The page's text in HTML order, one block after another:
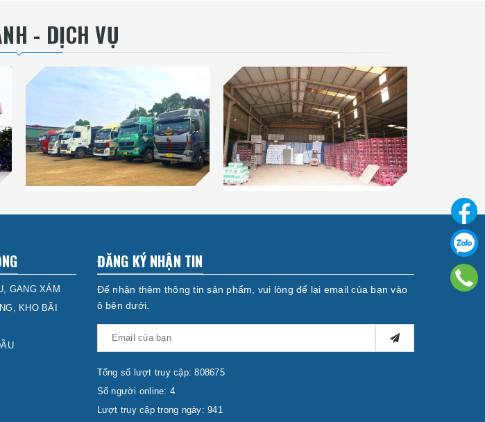
- DỊCH VỤ
GANG XÁM
KHO BÃI
ĐĂNG KÝ NHẬN TIN
Để nhận thêm thông tin sản phẩm, vui lòng để lại email của bạn vào
ô bên dưới.
Tổng số lượt truy cập: 808675
Số người online: 4
Lượt truy cập trong ngày: 941